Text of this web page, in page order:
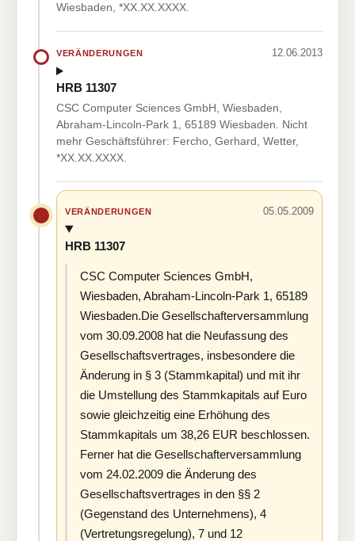
Wiesbaden, *XX.XX.XXXX.
VERÄNDERUNGEN 12.06.2013
HRB 11307
CSC Computer Sciences GmbH, Wiesbaden,
Abraham-Lincoln-Park 1, 65189 Wiesbaden. Nicht
mehr Geschäftsführer: Fercho, Gerhard, Wetter,
*XX.XX.XXXX.
VERÄNDERUNGEN 05.05.2009
HRB 11307
CSC Computer Sciences GmbH,
Wiesbaden, Abraham-Lincoln-Park 1, 65189
Wiesbaden.Die Gesellschafterversammlung
vom 30.09.2008 hat die Neufassung des
Gesellschaftsvertrages, insbesondere die
Änderung in § 3 (Stammkapital) und mit ihr
die Umstellung des Stammkapitals auf Euro
sowie gleichzeitig eine Erhöhung des
Stammkapitals um 38,26 EUR beschlossen.
Ferner hat die Gesellschafterversammlung
vom 24.02.2009 die Änderung des
Gesellschaftsvertrages in den §§ 2
(Gegenstand des Unternehmens), 4
(Vertretungsregelung), 7 und 12